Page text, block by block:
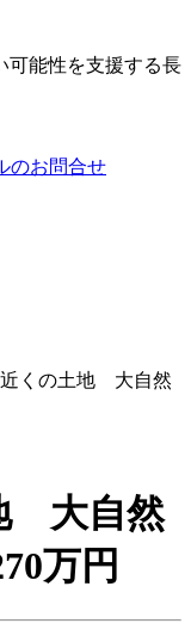
可能性を支援する長
近くの土地 大自然
大自然
万円